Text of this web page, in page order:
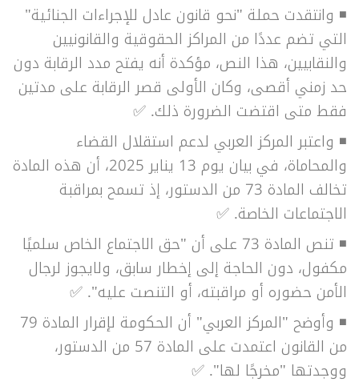
◾ وانتقدت حملة "نحو قانون عادل للإجراءات الجنائية"
التي تضم عددًا من المراكز الحقوقية والقانونيين
والنقابيين، هذا النص، مؤكدة أنه يفتح مدد الرقابة دون
حد زمني أقصى، وكان الأولى قصر الرقابة على مدتين
فقط متى اقتضت الضرورة ذلك. ✅
◾ واعتبر المركز العربي لدعم استقلال القضاء
والمحاماة، في بيان يوم 13 يناير 2025، أن هذه المادة
تخالف المادة 73 من الدستور، إذ تسمح بمراقبة
الاجتماعات الخاصة. ✅
◾ تنص المادة 73 على أن "حق الاجتماع الخاص سلميًا
مكفول، دون الحاجة إلى إخطار سابق، ولايجوز لرجال
الأمن حضوره أو مراقبته، أو التنصت عليه". ✅
◾
وأوضح "المركز العربي" أن الحكومة لإقرار المادة 79
من القانون اعتمدت على المادة 57 من الدستور،
ووجدتها "مخرجًا لها". ✅